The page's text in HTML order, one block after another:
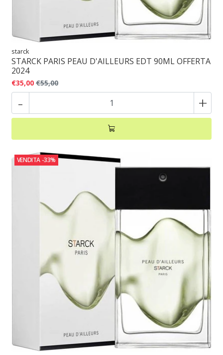
starck
STARCK PARIS PEAU D'AILLEURS EDT 90ML OFFERTA
2024
€35,00 €55,00
- +
VENDITA -33%